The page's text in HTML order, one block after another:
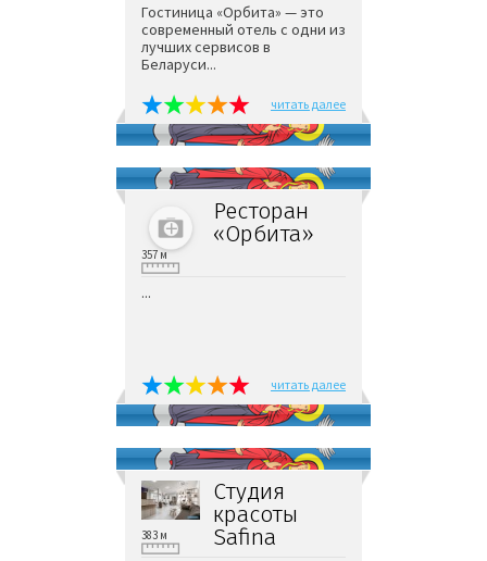
Гостиница «Орбита» — это
современный отель с одни из
лучших сервисов в
Беларуси...
читать далее
Ресторан
«Орбита»
357 м
...
читать далее
Студия
красоты
Safina
383 м